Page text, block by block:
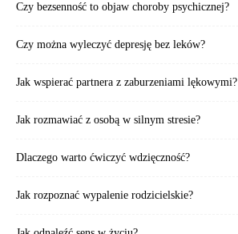
Czy bezsenność to objaw choroby psychicznej?
Czy można wyleczyć depresję bez leków?
Jak wspierać partnera z zaburzeniami lękowymi?
Jak rozmawiać z osobą w silnym stresie?
Dlaczego warto ćwiczyć wdzięczność?
Jak rozpoznać wypalenie rodzicielskie?